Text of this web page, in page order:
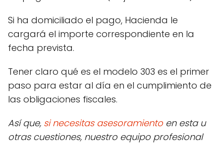
Si ha domiciliado el pago, Hacienda le
cargará el importe correspondiente en la
fecha prevista.
Tener claro qué es el modelo 303 es el primer
paso para estar al día en el cumplimiento de
las obligaciones fiscales.
Así que, si necesitas asesoramiento en esta u
otras cuestiones, nuestro equipo profesional